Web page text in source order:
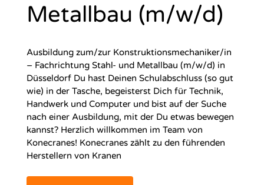
Metallbau (m/w/d)
Ausbildung zum/zur Konstruktionsmechaniker/in
– Fachrichtung Stahl- und Metallbau (m/w/d) in
Düsseldorf Du hast Deinen Schulabschluss (so gut
wie) in der Tasche, begeisterst Dich für Technik,
Handwerk und Computer und bist auf der Suche
nach einer Ausbildung, mit der Du etwas bewegen
kannst? Herzlich willkommen im Team von
Konecranes! Konecranes zählt zu den führenden
Herstellern von Kranen